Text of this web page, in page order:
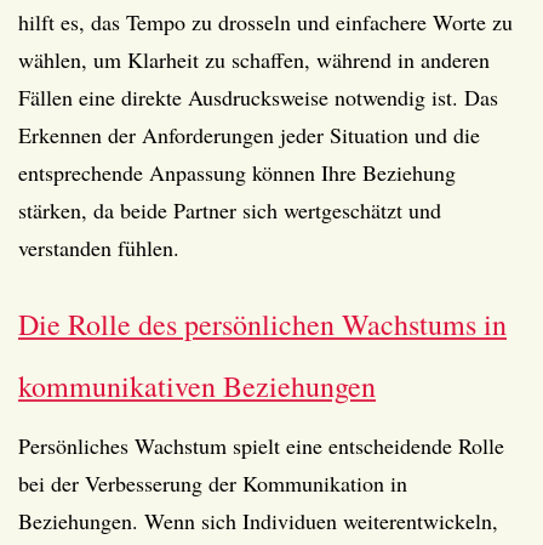
hilft es, das Tempo zu drosseln und einfachere Worte zu
wählen, um Klarheit zu schaffen, während in anderen
Fällen eine direkte Ausdrucksweise notwendig ist. Das
Erkennen der Anforderungen jeder Situation und die
entsprechende Anpassung können Ihre Beziehung
stärken, da beide Partner sich wertgeschätzt und
verstanden fühlen.
Die Rolle des persönlichen Wachstums in
kommunikativen Beziehungen
Persönliches Wachstum spielt eine entscheidende Rolle
bei der Verbesserung der Kommunikation in
Beziehungen. Wenn sich Individuen weiterentwickeln,